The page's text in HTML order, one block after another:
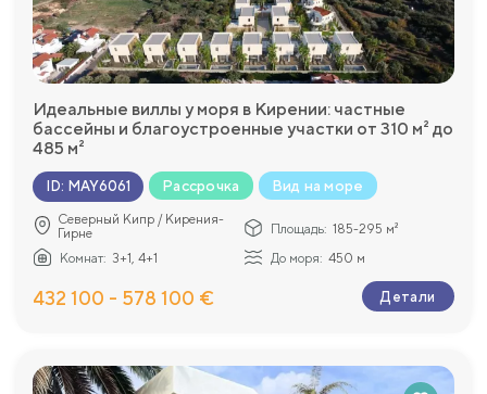
Идеальные виллы у моря в Кирении: частные
бассейны и благоустроенные участки от 310 м² до
485 м²
ID: MAY6061 Рассрочка Вид на море
Северный Кипр / Кирения-
Гирне
Площадь: 185-295 м²
Комнат: 3+1, 4+1 До моря: 450 м
432 100 - 578 100 € Детали